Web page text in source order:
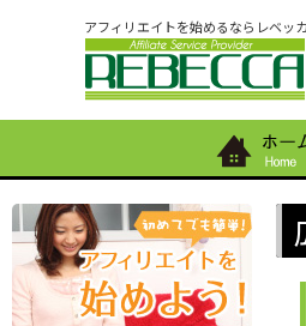
アフィリエイトを始めるならレベッカ